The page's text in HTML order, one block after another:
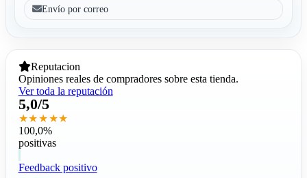
Envío por correo
Reputacion
Opiniones reales de compradores sobre esta tienda.
Ver toda la reputación
5,0/5
★★★★★
100,0%
positivas
Feedback positivo